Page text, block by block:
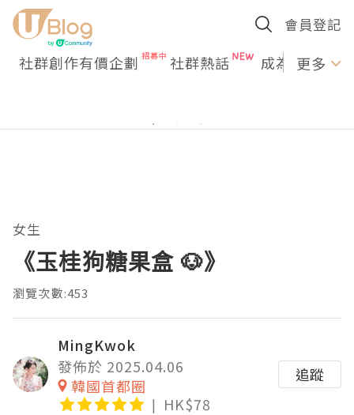
會員登記
社群創作有價企劃 社群熱話 成為U更多
女生
《玉桂狗糖果盒 🐶》
瀏覽次數:453
MingKwok
發佈於 2025.04.06
韓國首都圈
HK$78
追蹤